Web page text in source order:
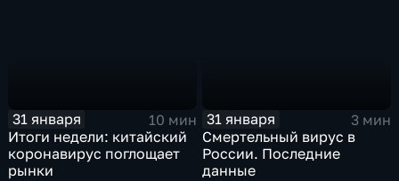
31 января
10 мин
Итоги недели: китайский
коронавирус поглощает
рынки
31 января
3 мин
Смертельный вирус в
России. Последние
данные